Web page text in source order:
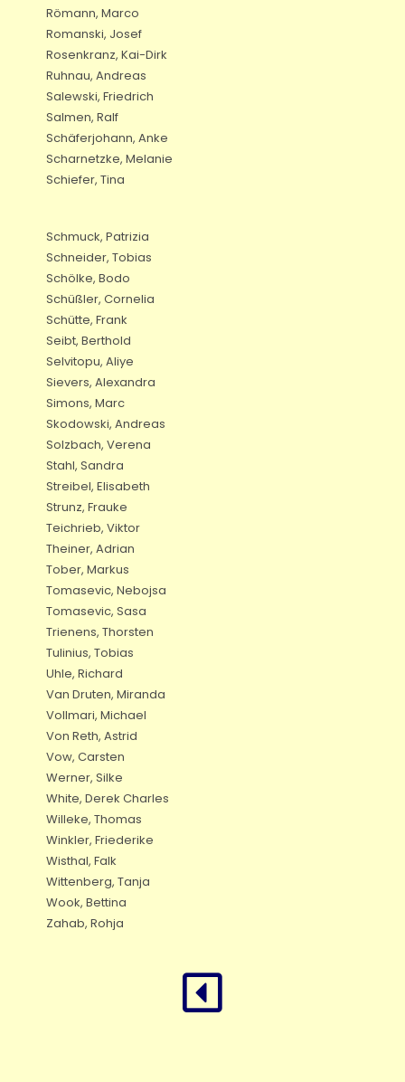
Römann, Marco
Romanski, Josef
Rosenkranz, Kai-Dirk
Ruhnau, Andreas
Salewski, Friedrich
Salmen, Ralf
Schäferjohann, Anke
Scharnetzke, Melanie
Schiefer, Tina
Schmuck, Patrizia
Schneider, Tobias
Schölke, Bodo
Schüßler, Cornelia
Schütte, Frank
Seibt, Berthold
Selvitopu, Aliye
Sievers, Alexandra
Simons, Marc
Skodowski, Andreas
Solzbach, Verena
Stahl, Sandra
Streibel, Elisabeth
Strunz, Frauke
Teichrieb, Viktor
Theiner, Adrian
Tober, Markus
Tomasevic, Nebojsa
Tomasevic, Sasa
Trienens, Thorsten
Tulinius, Tobias
Uhle, Richard
Van Druten, Miranda
Vollmari, Michael
Von Reth, Astrid
Vow, Carsten
Werner, Silke
White, Derek Charles
Willeke, Thomas
Winkler, Friederike
Wisthal, Falk
Wittenberg, Tanja
Wook, Bettina
Zahab, Rohja